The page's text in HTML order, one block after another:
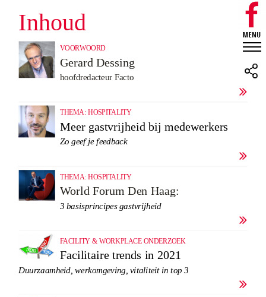
Inhoud
VOORWOORD
Gerard Dessing
hoofdredacteur Facto

THEMA: HOSPITALITY
Meer gastvrijheid bij medewerkers
Zo geef je feedback

THEMA: HOSPITALITY
World Forum Den Haag:
3 basisprincipes gastvrijheid

FACILITY & WORKPLACE ONDERZOEK
Facilitaire trends in 2021
Duurzaamheid, werkomgeving, vitaliteit in top 3
